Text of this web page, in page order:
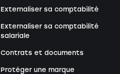
Externaliser sa comptabilité
Externaliser sa comptabilité
salariale
Contrats et documents
Protéger une marque